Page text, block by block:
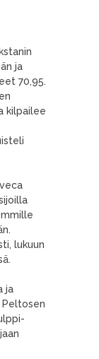
ja
70,95.
kilpailee
lukuun
ja